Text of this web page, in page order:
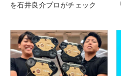
を石井良介プロがチェック